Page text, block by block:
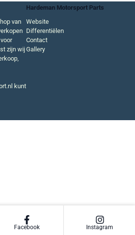
Hardeman Motorsport Parts
van
zijn wij
kunt
Website
Differentiëlen
Contact
Gallery
Facebook Instagram